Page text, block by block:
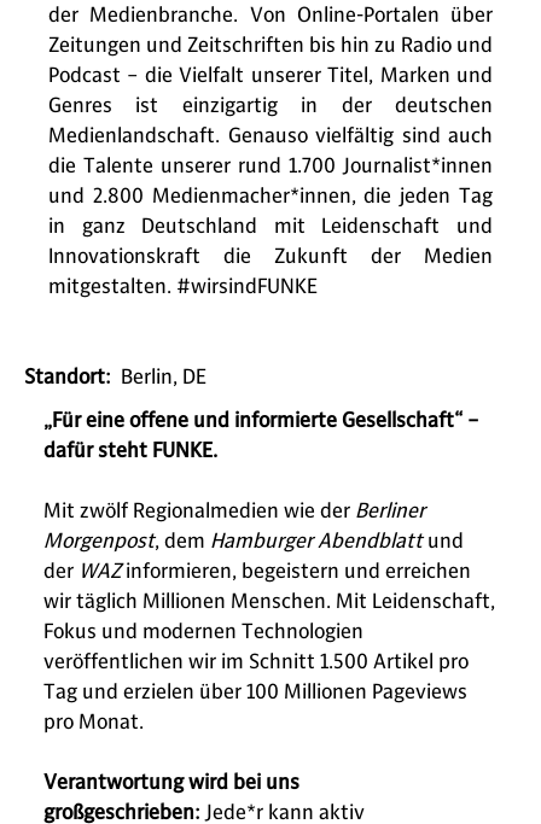
der Medienbranche. Von Online-Portalen über
Zeitungen und Zeitschriften bis hin zu Radio und
Podcast – die Vielfalt unserer Titel, Marken und
Genres ist einzigartig in der deutschen
Medienlandschaft. Genauso vielfältig sind auch
die Talente unserer rund 1.700 Journalist*innen
und 2.800 Medienmacher*innen, die jeden Tag
in ganz Deutschland mit Leidenschaft und
Innovationskraft die Zukunft der Medien
mitgestalten. #wirsindFUNKE
Standort: Berlin, DE
„Für eine offene und informierte Gesellschaft“ –
dafür steht FUNKE.
Mit zwölf Regionalmedien wie der Berliner
Morgenpost, dem Hamburger Abendblattund
der WAZinformieren, begeistern und erreichen
wir täglich Millionen Menschen. Mit Leidenschaft,
Fokus und modernen Technologien
veröffentlichen wir im Schnitt 1.500 Artikel pro
Tag und erzielen über 100 Millionen Pageviews
pro Monat.
Verantwortung wird bei uns
großgeschrieben: Jede*r kann aktiv